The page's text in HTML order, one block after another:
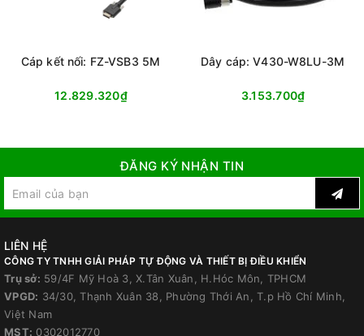
Cáp kết nối: FZ-VSB3 5M
12.829.320₫
Dây cáp: V430-W8LU-3M
3.153.700₫
ĐĂNG KÝ NHẬN TIN
LIÊN HỆ
CÔNG TY TNHH GIẢI PHÁP TỰ ĐỘNG VÀ THIẾT BỊ ĐIỀU KHIỂN
Trụ sở: 59/4F Mỹ Hoà 3, X.Tân Xuân, H.Hóc Môn, TPHCM
VPGD: 34/30, Thạnh Xuân 38, Phường Thới An, T.p Hồ Chí Minh,
Việt Nam
MST: 0302012770